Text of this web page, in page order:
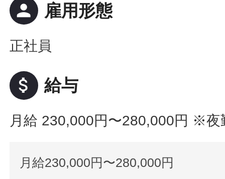
person 雇用形態
正社員
attach_money 給与
月給 230,000円〜280,000円 ※夜
月給230,000円〜280,000円